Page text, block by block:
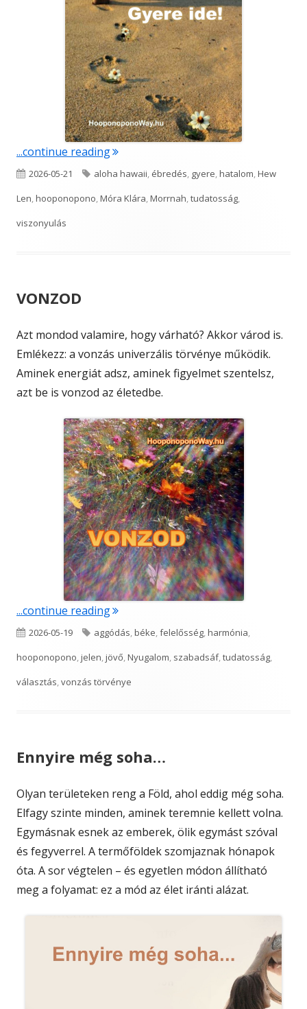
...continue reading"Gyere ide!"
Published
on
2026-05-21 Tags
aloha hawaii, ébredés, gyere,hatalom,Hew
Len,hooponopono,Móra Klára,Morrnah,tudatosság,
viszonyulás
VONZOD
Azt mondod valamire, hogy várható? Akkor várod is.
Emlékezz: a vonzás univerzális törvénye működik.
Aminek energiát adsz, aminek figyelmet szentelsz,
azt be is vonzod az életedbe.
...continue reading"VONZOD"
Published
on
2026-05-19 Tags
aggódás,béke,felelősség,harmónia,
hooponopono,jelen,jövő,Nyugalom, szabadsáf,tudatosság,
választás,vonzás törvénye
Ennyire még soha…
Olyan területeken reng a Föld, ahol eddig még soha.
Elfagy szinte minden, aminek teremnie kellett volna.
Egymásnak esnek az emberek, ölik egymást szóval
és fegyverrel. A termőföldek szomjaznak hónapok
óta. A sor végtelen – és egyetlen módon állítható
meg a folyamat: ez a mód az élet iránti alázat.